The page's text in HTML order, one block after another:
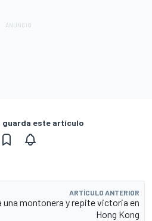
guarda este artículo
ARTÍCULO ANTERIOR
una montonera y repite victoria en
Hong Kong